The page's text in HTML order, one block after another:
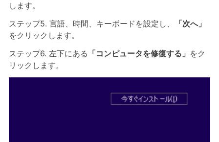
します。
ステップ5. 言語、時間、キーボードを設定し、
「次へ」
をクリックします。
ステップ6. 左下にある 「コンピュータを修復する」 をク
リックします。